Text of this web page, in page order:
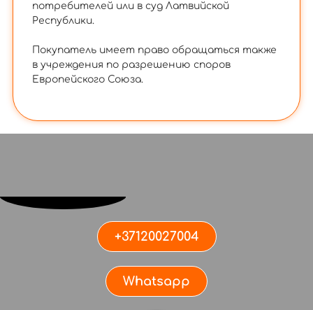
потребителей или в суд Латвийской
Республики.
Покупатель имеет право обращаться также
в учреждения по разрешению споров
Европейского Союза.
+37120027004
Whatsapp